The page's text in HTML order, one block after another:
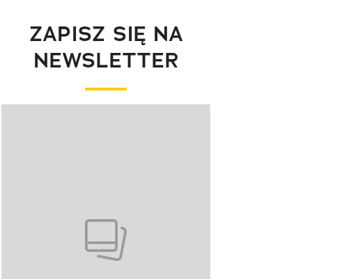
ZAPISZ SIĘ NA
NEWSLETTER